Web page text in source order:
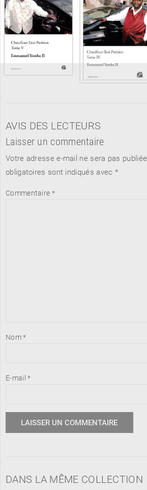
AVIS DES LECTEURS
Laisser un commentaire
Votre adresse e-mail ne sera pas publiée.
obligatoires sont indiqués avec *
Commentaire *
Nom*
E-mail*
DANS LA MÊME COLLECTION